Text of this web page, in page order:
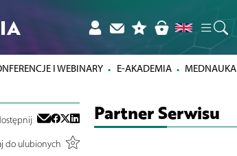
I WEBINARY E-AKADEMIA MEDNAUKA
do ulubionych
Partner Serwisu